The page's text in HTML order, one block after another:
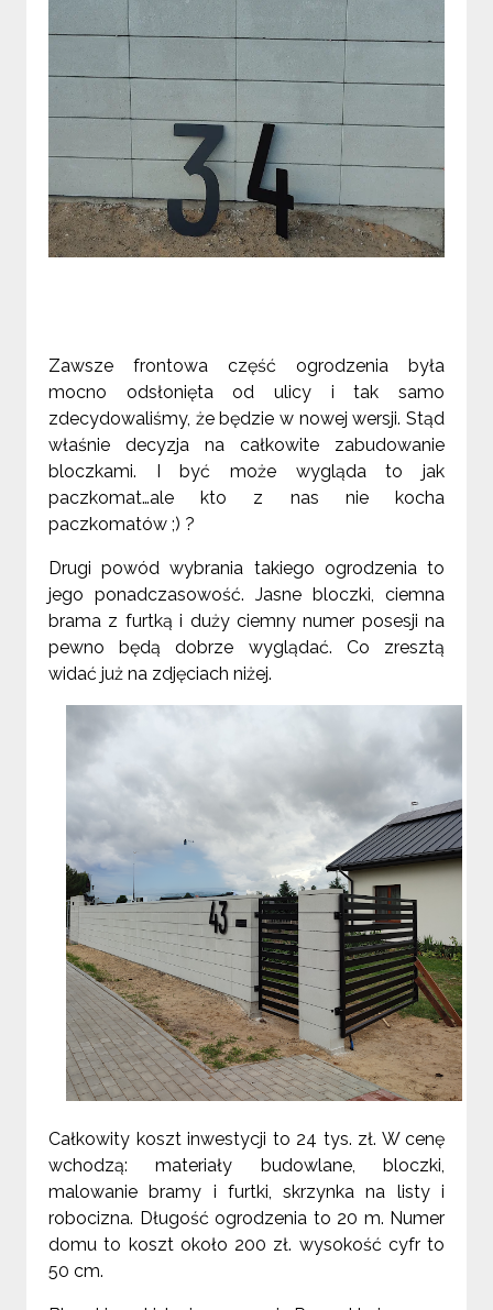
Zawsze frontowa część ogrodzenia była
mocno odsłonięta od ulicy i tak samo
zdecydowaliśmy, że będzie w nowej wersji. Stąd
właśnie decyzja na całkowite zabudowanie
bloczkami. I być może wygląda to jak
paczkomat…ale kto z nas nie kocha
paczkomatów ;) ?
Drugi powód wybrania takiego ogrodzenia to
jego ponadczasowość. Jasne bloczki, ciemna
brama z furtką i duży ciemny numer posesji na
pewno będą dobrze wyglądać. Co zresztą
widać już na zdjęciach niżej.
Całkowity koszt inwestycji to 24 tys. zł. W cenę
wchodzą: materiały budowlane, bloczki,
malowanie bramy i furtki, skrzynka na listy i
robocizna. Długość ogrodzenia to 20 m. Numer
domu to koszt około 200 zł. wysokość cyfr to
50 cm.